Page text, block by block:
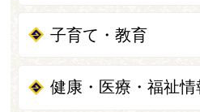
子育て・教育
健康・医療・福祉情